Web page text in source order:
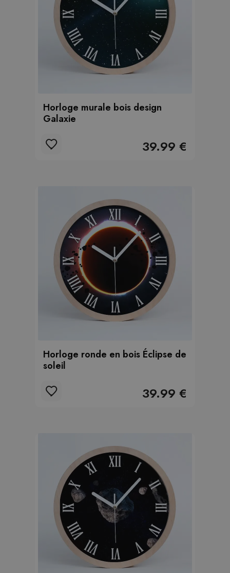
Horloge murale bois design
Galaxie
39.99 €
Horloge ronde en bois Éclipse de
soleil
39.99 €